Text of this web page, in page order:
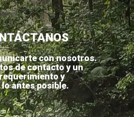
con nosotros.
de contacto y un
y
antes posible.